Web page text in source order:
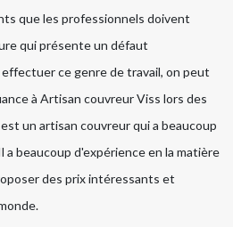
que les professionnels doivent
qui présente un défaut
ce genre de travail, on peut
à Artisan couvreur Viss lors des
un artisan couvreur qui a beaucoup
a beaucoup d'expérience en la matière
des prix intéressants et